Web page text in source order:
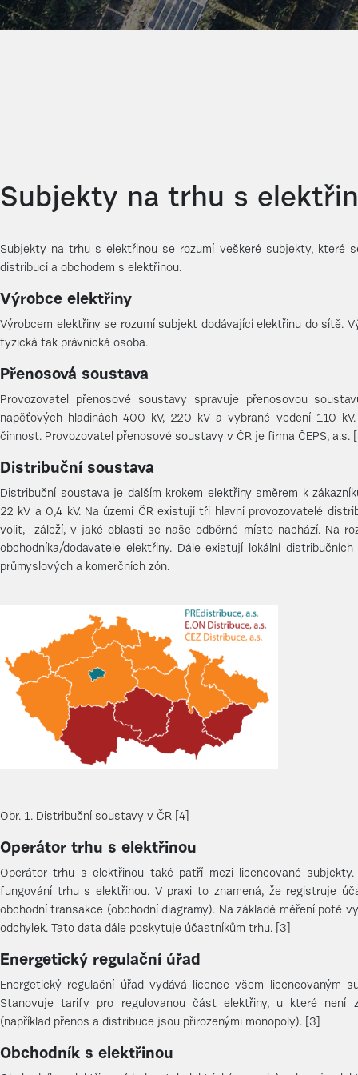
Subjekty na trhu s
Subjekty na trhu s elektřinou se rozumí veškeré subjekty, které
distribucí a obchodem s elektřinou.
Výrobce elektřiny
Výrobcem elektřiny se rozumí subjekt dodávající elektřinu do sítě.
fyzická tak právnická osoba.
Přenosová soustava
Provozovatel přenosové soustavy spravuje přenosovou
napěťových hladinách 400 kV, 220 kV a vybrané vedení 110
činnost. Provozovatel přenosové soustavy v ČR je firma ČEPS, a.s.
Distribuční soustava
Distribuční soustava je dalším krokem elektřiny směrem k
22 kV a 0,4 kV. Na území ČR existují tři hlavní provozovatelé
volit, záleží, v jaké oblasti se naše odběrné místo nachází. Na
obchodníka/dodavatele elektřiny. Dále existují lokální
průmyslových a komerčních zón.
Obr. 1. Distribuční soustavy v ČR [4]
Operátor trhu s elektřinou
Operátor trhu s elektřinou také patří mezi licencované
fungování trhu s elektřinou. V praxi to znamená, že registruje
obchodní transakce (obchodní diagramy). Na základě měření poté
odchylek. Tato data dále poskytuje účastníkům trhu. [3]
Energetický regulační úřad
Energetický regulační úřad vydává licence všem licencovaným
Stanovuje tarify pro regulovanou část elektřiny, u které není
(například přenos a distribuce jsou přirozenými monopoly). [3]
Obchodník s elektřinou